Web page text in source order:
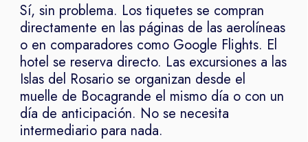
Sí, sin problema. Los tiquetes se compran
directamente en las páginas de las aerolíneas
o en comparadores como Google Flights. El
hotel se reserva directo. Las excursiones a las
Islas del Rosario se organizan desde el
muelle de Bocagrande el mismo día o con un
día de anticipación. No se necesita
intermediario para nada.